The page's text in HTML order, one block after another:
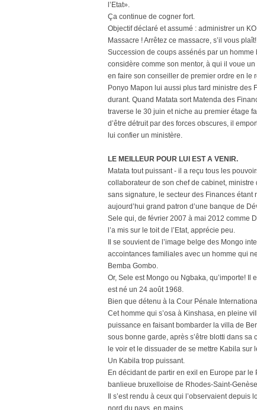
l’Etat».
Ça continue de cogner fort.
Objectif déclaré et assumé : administrer un
Massacre ! Arrêtez ce massacre, s’il vous plaît!
Succession de coups assénés par un homme
considère comme son mentor, à qui il voue
en faire son conseiller de premier ordre en le
Ponyo Mapon lui aussi plus tard ministre
durant. Quand Matata sort Matenda des
traverse le 30 juin et niche au premier étage
d’être détruit par des forces obscures, il
lui confier un ministère.
LE MEILLEUR POUR LUI EST A VENIR.
Matata tout puissant - il a reçu tous les
collaborateur de son chef de cabinet,
sans signature, le secteur des Finances étant
aujourd’hui grand patron d’une banque de
Sele qui, de février 2007 à mai 2012 comme
l’a mis sur le toit de l’Etat, apprécie peu.
Il se souvient de l’image belge des Mongo
accointances familiales avec un homme qui
Bemba Gombo.
Or, Sele est Mongo ou Ngbaka, qu’importe!
est né un 24 août 1968.
Bien que détenu à la Cour Pénale
Cet homme qui s’osa à Kinshasa, en pleine
puissance en faisant bombarder la villa de
sous bonne garde, après s’être blotti dans
le voir et le dissuader de se mettre Kabila
Un Kabila trop puissant.
En décidant de partir en exil en Europe par
banlieue bruxelloise de Rhodes-Saint-
Il s’est rendu à ceux qui l’observaient
nord du pays, en mains.